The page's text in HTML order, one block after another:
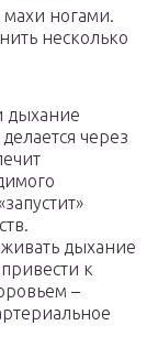
ногами.
несколько
дыхание
через
дыхание
к
–